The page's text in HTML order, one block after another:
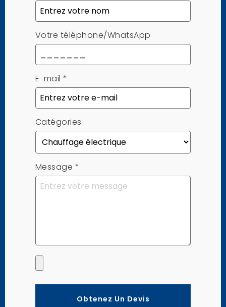
Votre téléphone/WhatsApp
E-mail *
Catégories
Message *
Obtenez Un Devis